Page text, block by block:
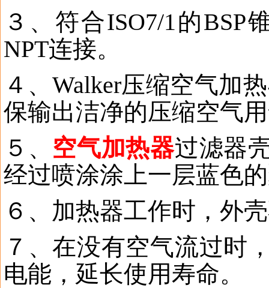
３、符合ISO7/1的BSP
NPT连接。
４、 Walker压缩空气加
保输出洁净的压缩空气
５、 空气加热器过滤器
经过喷涂涂上一层蓝色
６、 加热器工作时，外
７、在没有空气流过时
电能 ， 延长使用寿命。